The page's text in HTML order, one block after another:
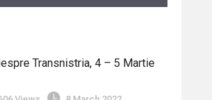
Transnistria, 4 – 5 Martie